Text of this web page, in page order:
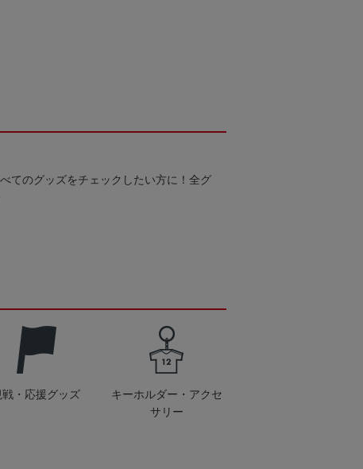
てのグッズをチェックしたい方に！全グ
戦・応援グッズ
キーホルダー・アクセ
サリー